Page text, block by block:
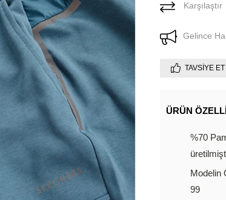
Karşılaştır
Gelince
TAVSIYE ET
ÜRÜN
%70
Modelin
99